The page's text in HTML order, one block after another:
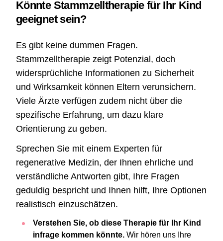
Könnte Stammzelltherapie für Ihr Kind
geeignet sein?
Es gibt keine dummen Fragen.
Stammzelltherapie zeigt Potenzial, doch
widersprüchliche Informationen zu Sicherheit
und Wirksamkeit können Eltern verunsichern.
Viele Ärzte verfügen zudem nicht über die
spezifische Erfahrung, um dazu klare
Orientierung zu geben.
Sprechen Sie mit einem Experten für
regenerative Medizin, der Ihnen ehrliche und
verständliche Antworten gibt, Ihre Fragen
geduldig bespricht und Ihnen hilft, Ihre Optionen
realistisch einzuschätzen.
Verstehen Sie, ob diese Therapie für Ihr Kind
infrage kommen könnte. Wir hören uns Ihre